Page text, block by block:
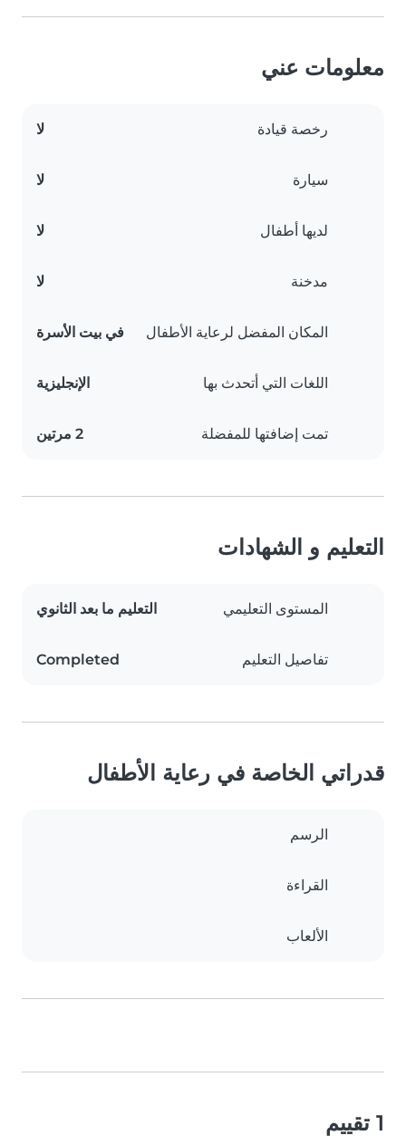
معلومات عني
رخصة قيادة لا
سيارة لا
لديها أطفال لا
مدخنة لا
المكان المفضل لرعاية الأطفال في بيت الأسرة
اللغات التي أتحدث بها الإنجليزية
تمت إضافتها للمفضلة 2 مرتين
التعليم و الشهادات
المستوى التعليمي التعليم ما بعد الثانوي
تفاصيل التعليم Completed
قدراتي الخاصة في رعاية الأطفال
الرسم
القراءة
الألعاب
1 تقييم